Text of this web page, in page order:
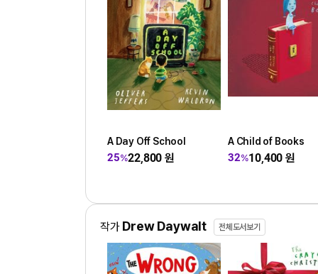
A Day Off School
25%22,800원
A Child of Books
32%10,400원
작가 Drew Daywalt 전체도서보기